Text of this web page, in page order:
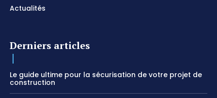
Actualités
Derniers articles
Le guide ultime pour la sécurisation de votre projet de
construction